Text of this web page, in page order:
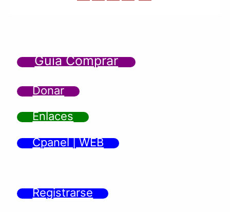
Guía Comprar
Donar
Enlaces
Cpanel | WEB
Registrarse